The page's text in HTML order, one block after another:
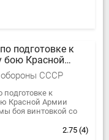
подготовке к
бою Красной
обороны СССР
подготовке к
Красной Армии
боя винтовкой со
с
2.75 (4)